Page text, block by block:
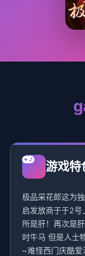
游戏特
极品采花郎这为
启发放商于于2
所是肝！再次是
时牛马 但是人士
~难怪西门庆酷